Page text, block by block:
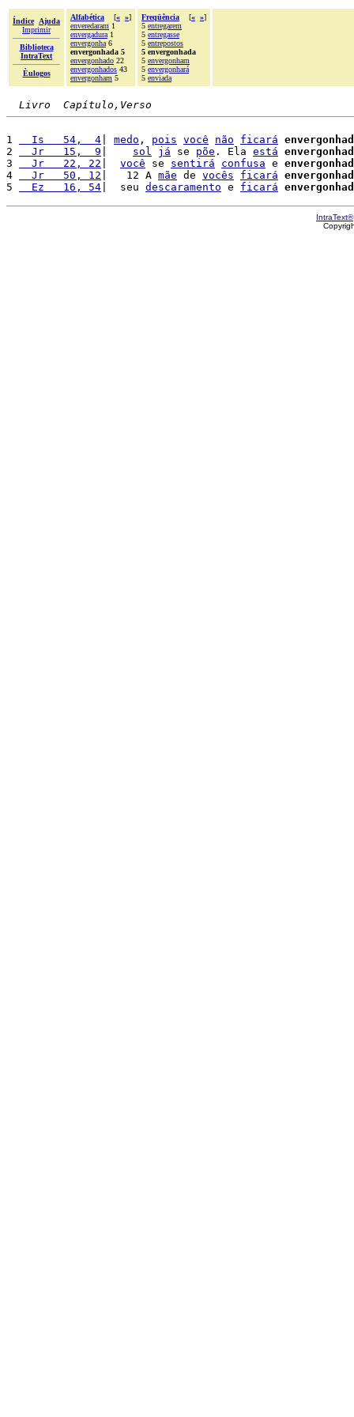
Índice
Ajuda
Imprimir
Biblioteca
IntraText
Èulogos
Alfabética [« »]
enveredaram 1
envergadura 1
envergonha 6
envergonhada 5
envergonhado 22
envergonhados 43
envergonham 5
Freqüência [« »]
5 entregarem
5 entregasse
5 entrepostos
5 envergonhada
5 envergonham
5 envergonhará
5 enviada
Livro  Capítulo,Verso
1
  Is   54,  4
medo , pois você não ficará
2
  Jr   15,  9
sol já se põe . Ela está
3
  Jr   22, 22
você se sentirá confusa e
4
  Jr   50, 12
|   12 A mãe de vocês ficará
5
  Ez   16, 54
|  seu descaramento e ficará
IntraText®